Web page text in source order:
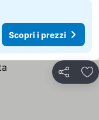
Scopri i prezzi
Condividi